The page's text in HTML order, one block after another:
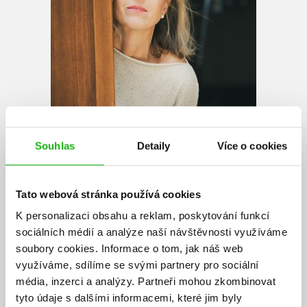
Souhlas Detaily Více o cookies
Tato webová stránka používá cookies
K personalizaci obsahu a reklam, poskytování funkcí
sociálních médií a analýze naší návštěvnosti využíváme
soubory cookies. Informace o tom, jak náš web
využíváme, sdílíme se svými partnery pro sociální
média, inzerci a analýzy. Partneři mohou zkombinovat
tyto údaje s dalšími informacemi, které jim byly
Daniela Krolupperová
Daniela Krolupperová píše knihy nejrůznějších žánrů pro děti všech
věkových kategorií a mnohé z jejích titulů získaly ocenění. Od